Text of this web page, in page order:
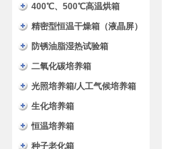
400℃、500℃高温烘箱
精密型恒温干燥箱（液晶屏）
防锈油脂湿热试验箱
二氧化碳培养箱
光照培养箱/人工气候培养箱
生化培养箱
恒温培养箱
种子老化箱